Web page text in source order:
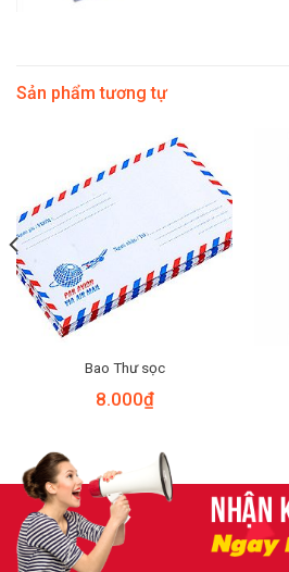
Sản phẩm tương tự
Bao Thư sọc
8.000₫